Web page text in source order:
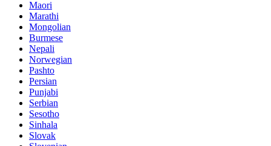
Maori
Marathi
Mongolian
Burmese
Nepali
Norwegian
Pashto
Persian
Punjabi
Serbian
Sesotho
Sinhala
Slovak